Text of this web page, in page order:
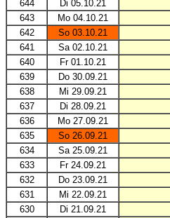
644 Di 05.10.21
643
Mo 04.10.21
642
So 03.10.21
641
Sa 02.10.21
640
Fr 01.10.21
639
Do 30.09.21
638
Mi 29.09.21
637
Di 28.09.21
636
Mo 27.09.21
635
So 26.09.21
634
Sa 25.09.21
633
Fr 24.09.21
632
Do 23.09.21
631
Mi 22.09.21
630
Di 21.09.21